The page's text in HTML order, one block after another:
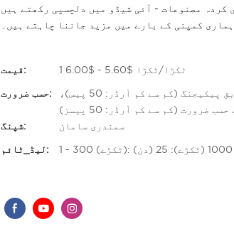
کردہ مصنوعات - آئی شیڈو میں دلچسپی رکھتے ہیں
ہماری کمپنی کے بارے میں مزید جاننا چاہتے ہیں۔
قیمت: 1 ٹکڑا/ٹکڑا $5.60 - $6.00
حسب ضرورت:
حسب ضرورت لوگو (کم سے کم آرڈر: 50 پیسز)، اپنی مرضی کے مطابق پیکیجنگ (کم سے کم آرڈر: 50 پیس)،
ضرورت (کم سے کم آرڈر: 50 پیسز)
شپنگ:
سمندری سامان
لیڈ_ٹائم: